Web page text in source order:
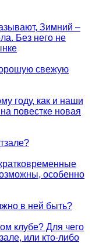
Зимний –
Без него не
свежую
году, как и наши
повестке новая
особенно
в ней быть?
клубе? Для чего
или кто-либо